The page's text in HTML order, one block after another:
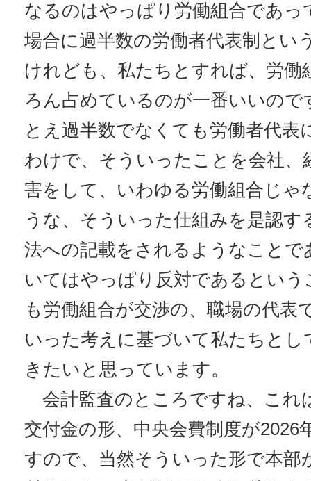
なるのはやっぱり労働組合であっ
場合に過半数の労働者代表制とい
けれども、私たちとすれば、労働
ろん占めているのが一番いいので
とえ過半数でなくても労働者代表
わけで、そういったことを会社、
害をして、いわゆる労働組合じゃ
うな、そういった仕組みを是認す
法への記載をされるようなことで
いてはやっぱり反対であるとい
も労働組合が交渉の、職場の代表
いった考えに基づいて私たちとし
きたいと思っています。
会計監査のところですね、これ
交付金の形、中央会費制度が2026
すので、当然そういった形で本部